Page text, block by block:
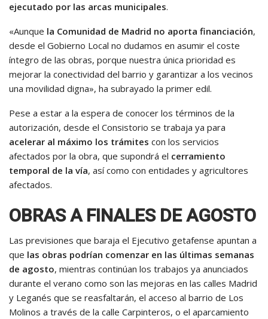
ejecutado por las arcas municipales.
«Aunque la Comunidad de Madrid no aporta financiación,
desde el Gobierno Local no dudamos en asumir el coste
íntegro de las obras, porque nuestra única prioridad es
mejorar la conectividad del barrio y garantizar a los vecinos
una movilidad digna», ha subrayado la primer edil.
Pese a estar a la espera de conocer los términos de la
autorización, desde el Consistorio se trabaja ya para
acelerar al máximo los trámites con los servicios
afectados por la obra, que supondrá el cerramiento
temporal de la vía, así como con entidades y agricultores
afectados.
OBRAS A FINALES DE AGOSTO
Las previsiones que baraja el Ejecutivo getafense apuntan a
que las obras podrían comenzar en las últimas semanas
de agosto, mientras continúan los trabajos ya anunciados
durante el verano como son las mejoras en las calles Madrid
y Leganés que se reasfaltarán, el acceso al barrio de Los
Molinos a través de la calle Carpinteros, o el aparcamiento